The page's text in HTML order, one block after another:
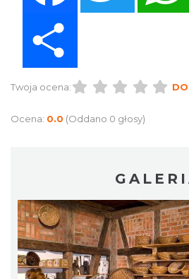
Twoja ocena:
Ocena: 0.0 (Oddano 0 głosy)